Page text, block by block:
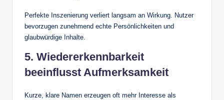
Perfekte Inszenierung verliert langsam an Wirkung. Nutzer
bevorzugen zunehmend echte Persönlichkeiten und
glaubwürdige Inhalte.
5. Wiedererkennbarkeit
beeinflusst Aufmerksamkeit
Kurze, klare Namen erzeugen oft mehr Interesse als